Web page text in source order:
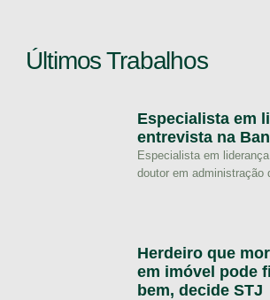
Últimos Trabalhos
Especialista em
entrevista na
Especialista em
doutor em administração
Herdeiro que
em imóvel pode
bem, decide STJ